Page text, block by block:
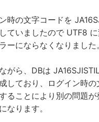
時の文字コードを
ていましたので UTF8
ーにならなくなりました。
がら、DBは
しており、ログイン時の
ることにより別の問題が
なります。